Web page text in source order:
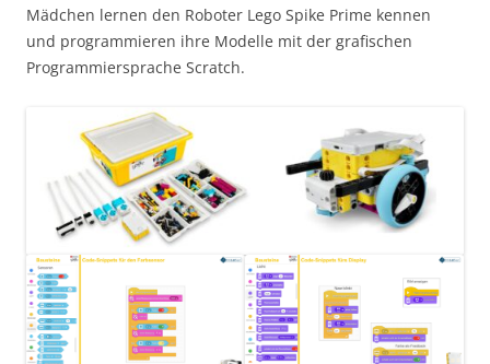
Mädchen lernen den Roboter Lego Spike Prime kennen
und programmieren ihre Modelle mit der grafischen
Programmiersprache Scratch.